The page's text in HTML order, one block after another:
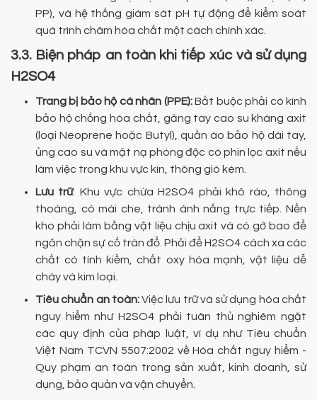
PP), và hệ thống giám sát pH tự động để kiểm soát
quá trình châm hóa chất một cách chính xác.
3.3. Biện pháp an toàn khi tiếp xúc và sử dụng
H2SO4
Trang bị bảo hộ cá nhân (PPE):Bắt buộc phải có kính
bảo hộ chống hóa chất, găng tay cao su kháng axit
(loại Neoprene hoặc Butyl), quần áo bảo hộ dài tay,
ủng cao su và mặt nạ phòng độc có phin lọc axit nếu
làm việc trong khu vực kín, thông gió kém.
Lưu trữ: Khu vực chứa H2SO4 phải khô ráo, thông
thoáng, có mái che, tránh ánh nắng trực tiếp. Nền
kho phải làm bằng vật liệu chịu axit và có gờ bao để
ngăn chặn sự cố tràn đổ. Phải để H2SO4 cách xa các
chất có tính kiềm, chất oxy hóa mạnh, vật liệu dễ
cháy và kim loại.
Tiêu chuẩn an toàn:Việc lưu trữ và sử dụng hóa chất
nguy hiểm như H2SO4 phải tuân thủ nghiêm ngặt
các quy định của pháp luật, ví dụ như Tiêu chuẩn
Việt Nam TCVN 5507:2002 về Hóa chất nguy hiểm -
Quy phạm an toàn trong sản xuất, kinh doanh, sử
dụng, bảo quản và vận chuyển.